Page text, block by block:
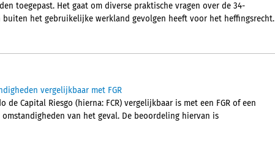
toegepast. Het gaat om diverse praktische vragen over de 34-
het gebruikelijke werkland gevolgen heeft voor het heffingsrecht.
vergelijkbaar met FGR
Capital Riesgo (hierna: FCR) vergelijkbaar is met een FGR of een
van het geval. De beoordeling hiervan is